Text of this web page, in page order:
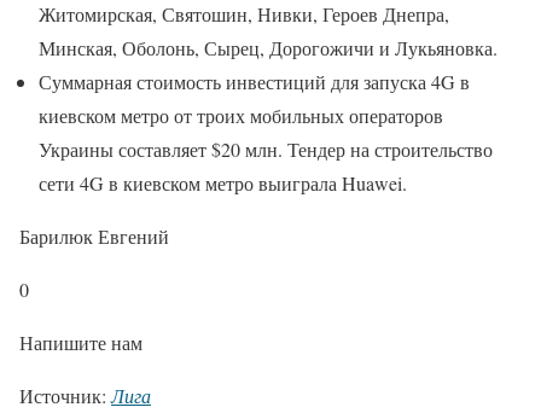
Житомирская, Святошин, Нивки, Героев Днепра,
Минская, Оболонь, Сырец, Дорогожичи и Лукьяновка.
Суммарная стоимость инвестиций для запуска 4G в
киевском метро от троих мобильных операторов
Украины составляет $20 млн. Тендер на строительство
сети 4G в киевском метро выиграла Huawei.
Барилюк Евгений
0
Напишите нам
Источник:Лига